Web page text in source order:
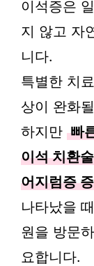
이석증은
지 않고 자
니다.
특별한 치
상이 완화
하지만 빠
이석 치환
어지럼증
나타났을
원을 방문
요합니다.